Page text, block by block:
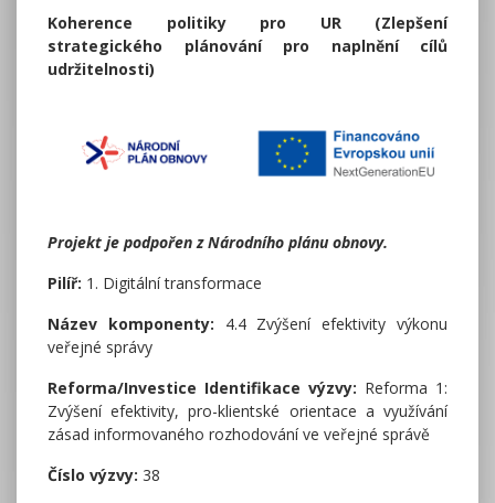
Koherence politiky pro UR (Zlepšení
strategického plánování pro naplnění cílů
udržitelnosti)
Projekt je podpořen z Národního plánu obnovy.
Pilíř: 1. Digitální transformace
Název komponenty: 4.4 Zvýšení efektivity výkonu
veřejné správy
Reforma/Investice Identifikace výzvy: Reforma 1:
Zvýšení efektivity, pro-klientské orientace a využívání
zásad informovaného rozhodování ve veřejné správě
Číslo výzvy: 38